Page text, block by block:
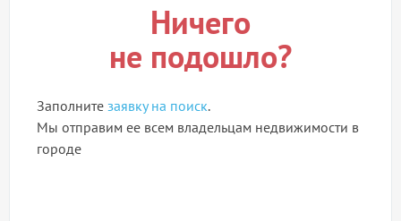
Ничего
не подошло?
Заполните заявку на поиск.
Мы отправим ее всем владельцам недвижимости в
городе